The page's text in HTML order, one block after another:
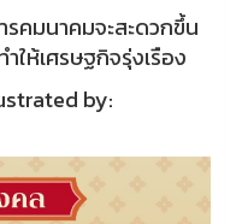
คมนาคมจะสะดวกขึ้น
ให้เศรษฐกิจรุ่งเรือง
by: